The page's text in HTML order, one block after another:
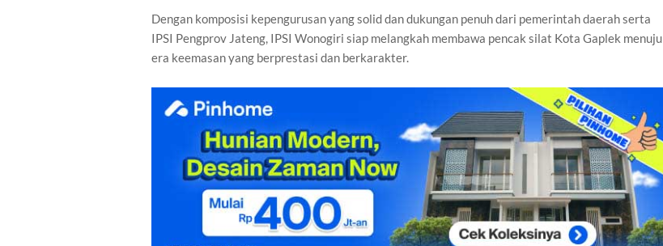
Dengan komposisi kepengurusan yang solid dan dukungan penuh dari pemerintah daerah serta
IPSI Pengprov Jateng, IPSI Wonogiri siap melangkah membawa pencak silat Kota Gaplek menuju
era keemasan yang berprestasi dan berkarakter.